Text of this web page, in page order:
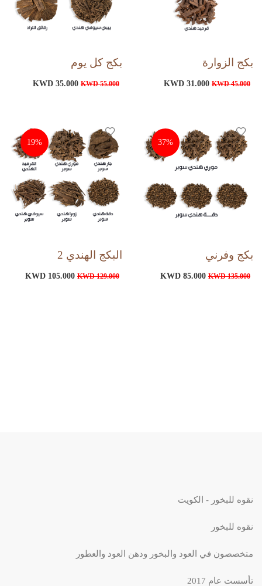
بكج الزوارة
KWD 31.000 KWD 45.000
بكج كل يوم
KWD 35.000 KWD 55.000
37%
بكج وفرني
KWD 85.000 KWD 135.000
19%
البكج الهندي 2
KWD 105.000 KWD 129.000
نقوه للبخور - الكويت
نقوه للبخور
متخصصون في العود والبخور ودهن العود والعطور
تأسست عام 2017